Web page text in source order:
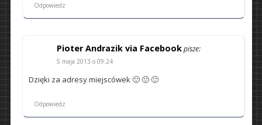
Odpowiedz
Pioter Andrazik via Facebook pisze:
5 maja 2013 o 09:24
Dzięki za adresy miejscówek 🙂 🙂 🙂
Odpowiedz